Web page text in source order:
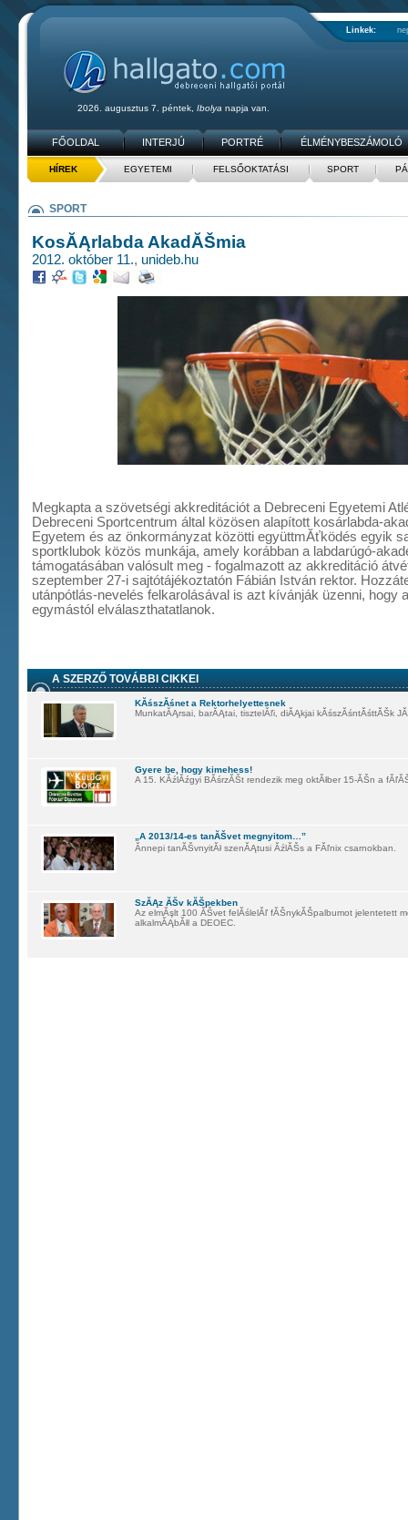
Linkek:
2026. augusztus 7. péntek, Ibolya napja van.
FŐOLDAL INTERJÚ PORTRÉ ÉLMÉNYBESZÁMOLÓ
HÍREK EGYETEMI FELSŐOKTATÁSI SPORT
SPORT
KosĂĄrlabda AkadĂŠmia
2012. október 11., unideb.hu
Megkapta a szövetségi akkreditációt a Debreceni Egyetemi
Debreceni Sportcentrum által közösen alapított kosárlabda-
Egyetem és az önkormányzat közötti együttmĂťködés egyik
sportklubok közös munkája, amely korábban a labdarúgó-
támogatásában valósult meg - fogalmazott az akkreditáció
szeptember 27-i sajtótájékoztatón Fábián István rektor.
utánpótlás-nevelés felkarolásával is azt kívánják üzenni, hogy
egymástól elválaszthatatlanok.
A SZERZŐ TOVÁBBI CIKKEI
KĂśszĂśnet a Rektorhelyettesnek
MunkatĂĄrsai, barĂĄtai, tisztelĂľi, diĂĄkjai kĂśszĂśntĂśttĂŠk
Gyere be, hogy kimehess!
A 15. KĂźlĂźgyi BĂśrzĂŠt rendezik meg oktĂłber 15-ĂŠn a
„A 2013/14-es tanĂŠvet megnyitom…”
Ănnepi tanĂŠvnyitĂł szenĂĄtusi ĂźlĂŠs a FĂľnix csarnokban.
SzĂĄz ĂŠv kĂŠpekben
Az elmĂşlt 100 ĂŠvet felĂślelĂľ fĂŠnykĂŠpalbumot jelentetett
alkalmĂĄbĂłl a DEOEC.